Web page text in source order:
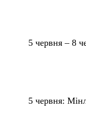
5 червня – 8
5 червня: